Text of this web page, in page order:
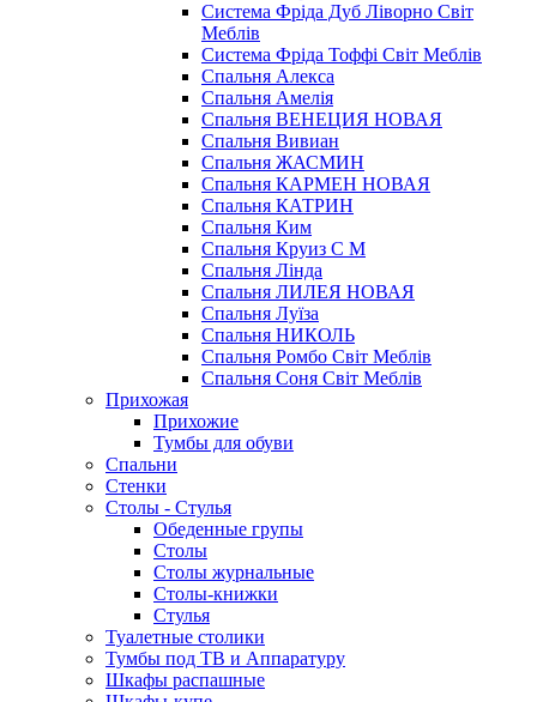
Система Фріда Дуб Ліворно Світ
Меблів
Система Фріда Тоффі Світ Меблів
Спальня Алекса
Спальня Амелія
Спальня ВЕНЕЦИЯ НОВАЯ
Спальня Вивиан
Спальня ЖАСМИН
Спальня КАРМЕН НОВАЯ
Спальня КАТРИН
Спальня Ким
Спальня Круиз С М
Спальня Лінда
Спальня ЛИЛЕЯ НОВАЯ
Спальня Луїза
Спальня НИКОЛЬ
Спальня Ромбо Світ Меблів
Спальня Соня Світ Меблів
Прихожая
Прихожие
Тумбы для обуви
Спальни
Стенки
Столы - Стулья
Обеденные групы
Столы
Столы журнальные
Столы-книжки
Стулья
Туалетные столики
Тумбы под ТВ и Аппаратуру
Шкафы распашные